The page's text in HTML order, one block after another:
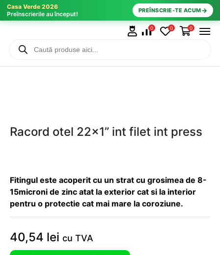
Casa Verde 2026
Preînscrierile au început!
PREÎNSCRIE-TE ACUM→
0 0 0
Racord otel 22×1” int filet int press
Fitingul este acoperit cu un strat cu grosimea de 8-
15microni de zinc atat la exterior cat si la interior
pentru o protectie cat mai mare la coroziune.
40,54 lei cu TVA